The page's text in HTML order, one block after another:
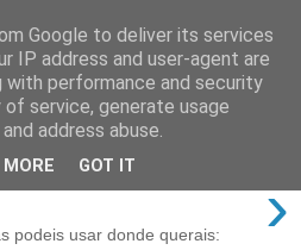
su
›
podeis usar donde querais:
Google to deliver its services
IP address and user-agent are
with performance and security
service, generate usage
address abuse.
MORE GOT IT